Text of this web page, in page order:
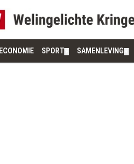
ECONOMIE SPORT SAMENLEVING